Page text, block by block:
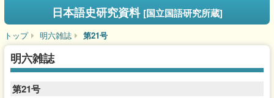
日本語史研究資料 [国立国語研究所蔵]
トップ 明六雑誌 第21号
明六雑誌
第21号